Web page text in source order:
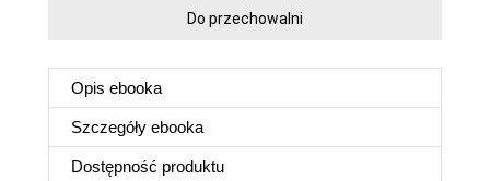
Do przechowalni
Opis ebooka
Szczegóły ebooka
Dostępność produktu